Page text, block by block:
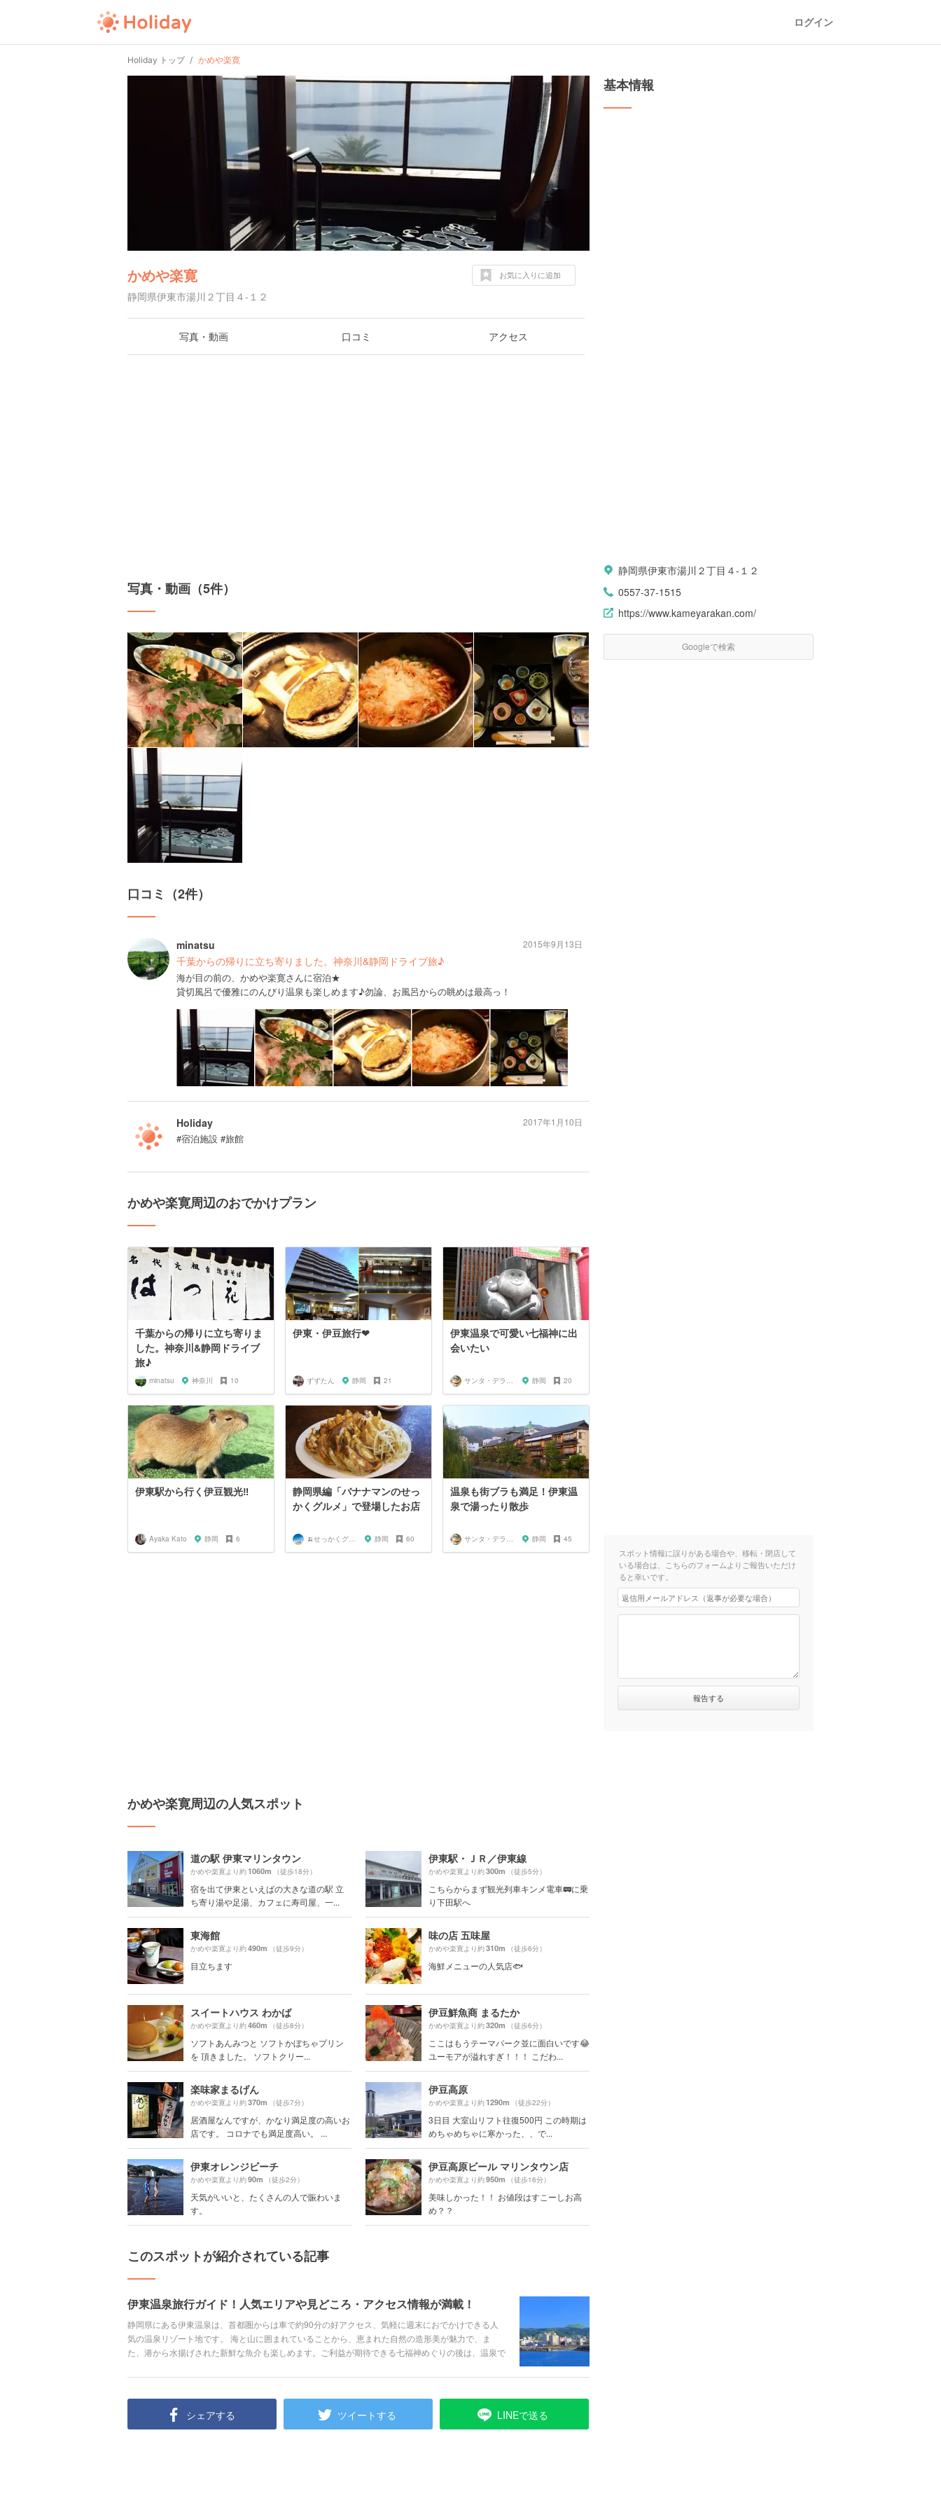
ログイン
Holiday トップ かめや楽寛
かめや楽寛
静岡県伊東市湯川２丁目４-１２
お気に入りに追加
写真・動画 口コミ アクセス
写真・動画（5件）
口コミ（2件）
minatsu
千葉からの帰りに立ち寄りました。神奈川&静岡ドライブ旅♪
海が目の前の、かめや楽寛さんに宿泊★
貸切風呂で優雅にのんびり温泉も楽しめます♪勿論、お風呂からの眺めは最高っ！
2015年9月13日
Holiday
#宿泊施設 #旅館
2017年1月10日
かめや楽寛周辺のおでかけプラン
千葉からの帰りに立ち寄りま
した。神奈川&静岡ドライブ
旅♪
minatsu 神奈川 10
伊東・伊豆旅行❤︎
ずずたん 静岡 21
伊東温泉で可愛い七福神に出
会いたい
サンタ・デラックス 静岡 20
伊東駅から行く伊豆観光‼︎
Ayaka Kato 静岡 6
静岡県編「バナナマンのせっ
かくグルメ」で登場したお店
🍌せっかくグルメまにあ🍌 静岡 60
温泉も街ブラも満足！伊東温
泉で湯ったり散歩
サンタ・デラックス 静岡 45
かめや楽寛周辺の人気スポット
道の駅 伊東マリンタウン
かめや楽寛より約1060m （徒歩18分）
宿を出て伊東といえばの大きな道の駅 立
ち寄り湯や足湯、カフェに寿司屋、一...
伊東駅・ＪＲ／伊東線
かめや楽寛より約300m （徒歩5分）
こちらからまず観光列車キンメ電車🚃に乗
り下田駅へ
東海館
かめや楽寛より約490m （徒歩9分）
目立ちます
味の店 五味屋
かめや楽寛より約310m （徒歩6分）
海鮮メニューの人気店🐟
スイートハウス わかば
かめや楽寛より約460m （徒歩8分）
ソフトあんみつと ソフトかぼちゃプリン
を 頂きました。 ソフトクリー...
伊豆鮮魚商 まるたか
かめや楽寛より約320m （徒歩6分）
ここはもうテーマパーク並に面白いです😂
ユーモアが溢れすぎ！！！ こだわ...
楽味家まるげん
かめや楽寛より約370m （徒歩7分）
居酒屋なんですが、かなり満足度の高いお
店です。 コロナでも満足度高い。 ...
伊豆高原
かめや楽寛より約1290m （徒歩22分）
3日目 大室山リフト往復500円 この時期は
めちゃめちゃに寒かった、、で...
伊東オレンジビーチ
かめや楽寛より約90m （徒歩2分）
天気がいいと、たくさんの人で賑わいま
す。
伊豆高原ビール マリンタウン店
かめや楽寛より約950m （徒歩16分）
美味しかった！！ お値段はすこーしお高
め？？
このスポットが紹介されている記事
伊東温泉旅行ガイド！人気エリアや見どころ・アクセス情報が満載！
静岡県にある伊東温泉は、首都圏からは車で約90分の好アクセス、気軽に週末におでかけできる人
気の温泉リゾート地です。 海と山に囲まれていることから、恵まれた自然の造形美が魅力で、ま
た、港から水揚げされた新鮮な魚介も楽しめます。ご利益が期待できる七福神めぐりの後は、温泉で
シェアする ツイートする LINEで送る
基本情報
静岡県伊東市湯川２丁目４-１２
0557-37-1515
https://www.kameyarakan.com/
Googleで検索
スポット情報に誤りがある場合や、移転・閉店して
いる場合は、こちらのフォームよりご報告いただけ
ると幸いです。